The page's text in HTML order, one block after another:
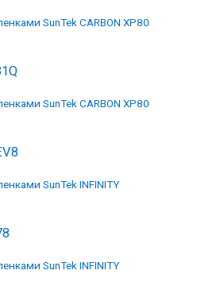
SunTek CARBON XP80
SunTek CARBON XP80
SunTek INFINITY
SunTek INFINITY